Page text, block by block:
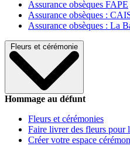
Assurance obsèques FAPE
Assurance obsèques :
Assurance obsèques : La
Fleurs et cérémonie
Hommage au défunt
Fleurs et cérémonies
Faire livrer des fleurs pour
Créer votre espace